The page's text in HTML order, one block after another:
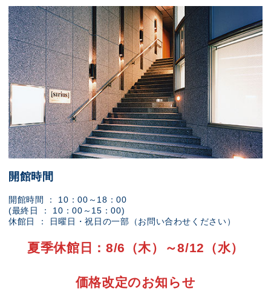
開館時間
開館時間 ： 10：00～18：00
(最終日 ： 10：00～15：00)
休館日 ： 日曜日・祝日の一部（お問い合わせください）
夏季休館日：8/6（木）～8/12（水）
価格改定のお知らせ